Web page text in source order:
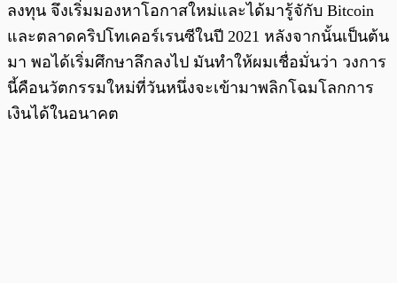
ลงทุน จึงเริ่มมองหาโอกาสใหม่และได้มารู้จักับ Bitcoin
และตลาดคริปโทเคอร์เรนซีในปี 2021 หลังจากนั้นเป็นต้น
มา พอได้เริ่มศึกษาลึกลงไป มันทำให้ผมเชื่อมั่นว่า วงการ
นี้คือนวัตกรรมใหม่ที่วันหนึ่งจะเข้ามาพลิกโฉมโลกการ
เงินได้ในอนาคต